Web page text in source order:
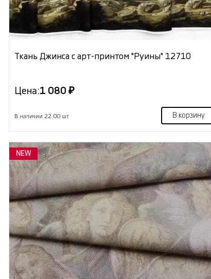
Ткань Джинса с арт-принтом "Руины" 12710
Цена:1 080 ₽
В наличии 22.00 шт В корзину
NEW